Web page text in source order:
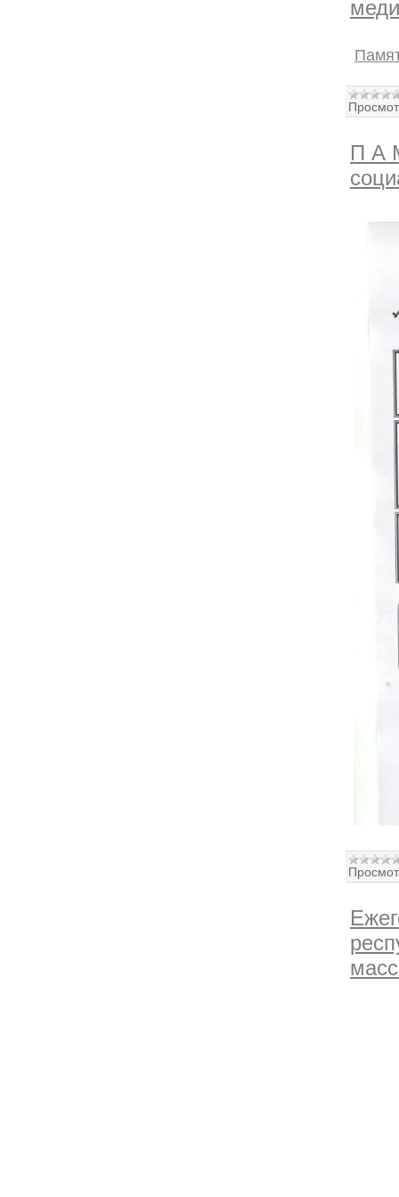
П А